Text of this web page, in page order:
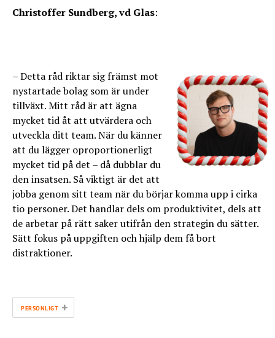
Christoffer Sundberg, vd Glas:
– Detta råd riktar sig främst mot
nystartade bolag som är under
tillväxt. Mitt råd är att ägna
mycket tid åt att utvärdera och
utveckla ditt team. När du känner
att du lägger oproportionerligt
mycket tid på det – då dubblar du
den insatsen. Så viktigt är det att
jobba genom sitt team när du börjar komma upp i cirka
tio personer. Det handlar dels om produktivitet, dels att
de arbetar på rätt saker utifrån den strategin du sätter.
Sätt fokus på uppgiften och hjälp dem få bort
distraktioner.
PERSONLIGT +